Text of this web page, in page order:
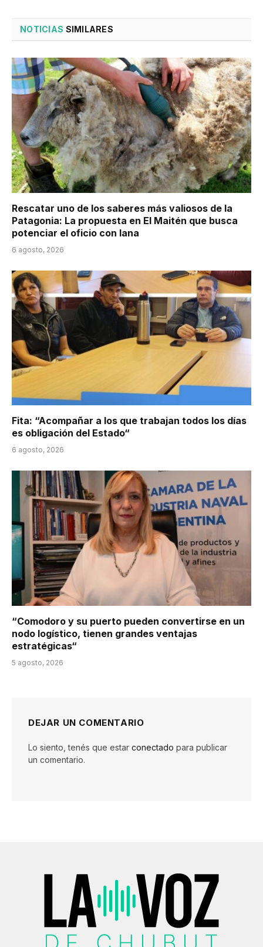
NOTICIAS SIMILARES
Rescatar uno de los saberes más valiosos de la
Patagonia: La propuesta en El Maitén que busca
potenciar el oficio con lana
6 agosto, 2026
Fita: “Acompañar a los que trabajan todos los días
es obligación del Estado“
6 agosto, 2026
“Comodoro y su puerto pueden convertirse en un
nodo logístico, tienen grandes ventajas
estratégicas“
5 agosto, 2026
DEJAR UN COMENTARIO
Lo siento, tenés que estar conectado para publicar
un comentario.